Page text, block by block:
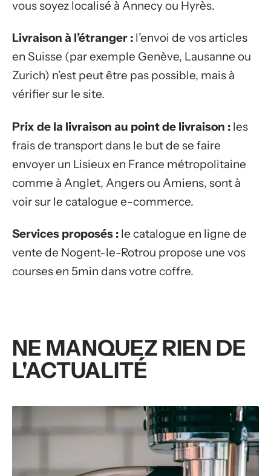
vous soyez localisé à Annecy ou Hyrès.
Livraison à l’étranger : l’envoi de vos articles
en Suisse (par exemple Genève, Lausanne ou
Zurich) n’est peut être pas possible, mais à
vérifier sur le site.
Prix de la livraison au point de livraison : les
frais de transport dans le but de se faire
envoyer un Lisieux en France métropolitaine
comme à Anglet, Angers ou Amiens, sont à
voir sur le catalogue e-commerce.
Services proposés : le catalogue en ligne de
vente de Nogent-le-Rotrou propose une vos
courses en 5min dans votre coffre.
NE MANQUEZ RIEN DE
L'ACTUALITÉ